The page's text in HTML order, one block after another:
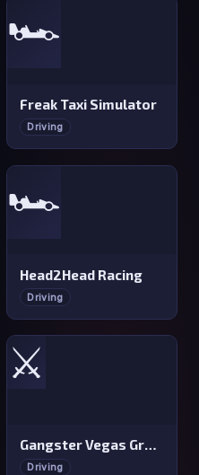
🏎️
Freak Taxi Simulator
Driving
🏎️
Head2Head Racing
Driving
⚔️
Gangster Vegas Grand City
Driving